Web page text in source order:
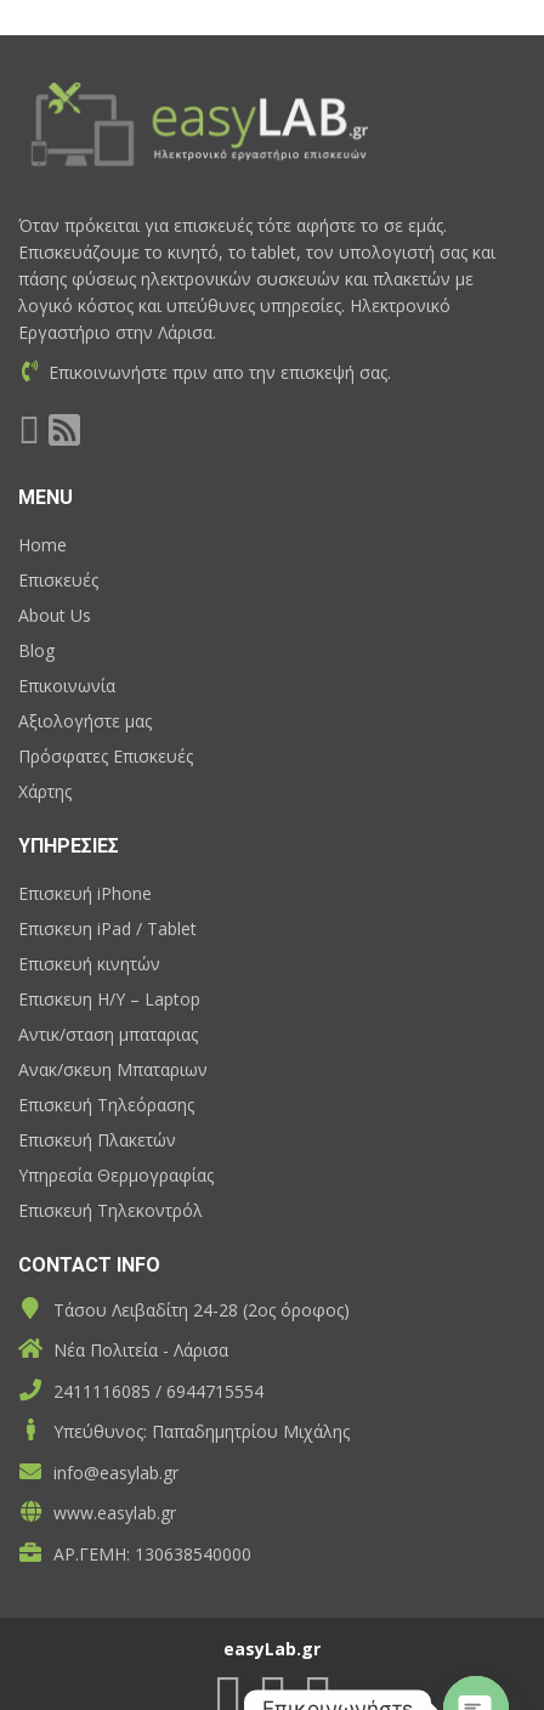
Όταν πρόκειται για επισκευές τότε αφήστε το σε εμάς.
Επισκευάζουμε το κινητό, το tablet, τον υπολογιστή σας και
πάσης φύσεως ηλεκτρονικών συσκευών και πλακετών με
λογικό κόστος και υπεύθυνες υπηρεσίες. Ηλεκτρονικό
Εργαστήριο στην Λάρισα.
Επικοινωνήστε πριν απο την επισκεψή σας.
MENU
Home
Επισκευές
About Us
Blog
Επικοινωνία
Αξιολογήστε μας
Πρόσφατες Επισκευές
Χάρτης
ΥΠΗΡΕΣΙΕΣ
Επισκευή iPhone
Επισκευη iPad / Tablet
Επισκευή κινητών
Επισκευη H/Y – Laptop
Αντικ/σταση μπαταριας
Ανακ/σκευη Μπαταριων
Επισκευή Τηλεόρασης
Επισκευή Πλακετών
Υπηρεσία Θερμογραφίας
Επισκευή Τηλεκοντρόλ
CONTACT INFO
Τάσου Λειβαδίτη 24-28 (2ος όροφος)
Νέα Πολιτεία - Λάρισα
2411116085 / 6944715554
Υπεύθυνος: Παπαδημητρίου Μιχάλης
info@easylab.gr
www.easylab.gr
ΑΡ.ΓΕΜΗ: 130638540000
easyLab.gr